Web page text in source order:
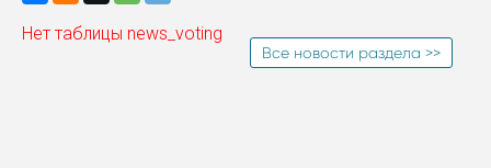
Нет таблицы news_voting
Все новости раздела >>